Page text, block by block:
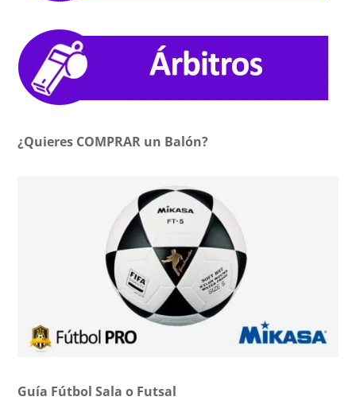
¿Quieres COMPRAR un Balón?
Guía Fútbol Sala o Futsal